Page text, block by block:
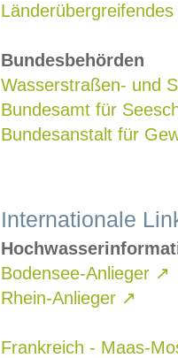
Bundesbehörden
Wasserstraßen- und
Bundesamt für
Bundesanstalt für
Internationale
Bodensee-Anlieger ↗
Rhein-Anlieger ↗
Frankreich - Maas-